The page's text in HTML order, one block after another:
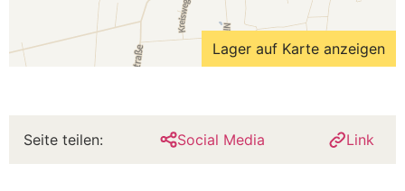
Lager auf Karte anzeigen
Seite teilen: Social Media Link